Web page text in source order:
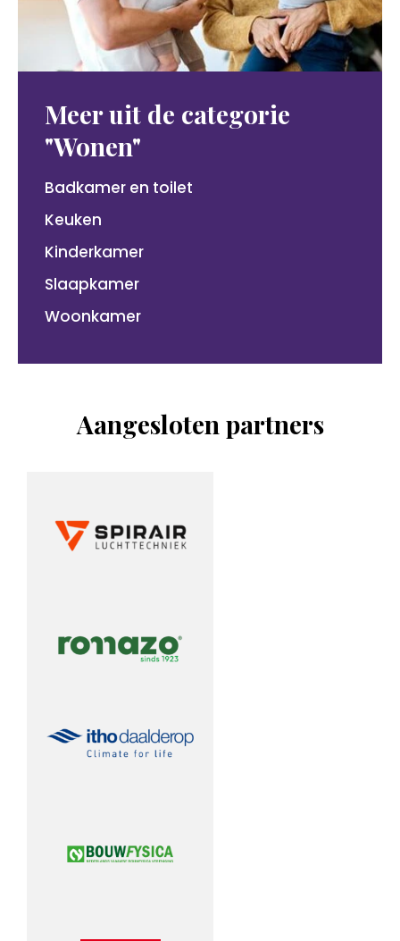
Meer uit de categorie
"Wonen"
Badkamer en toilet
Keuken
Kinderkamer
Slaapkamer
Woonkamer
Aangesloten partners